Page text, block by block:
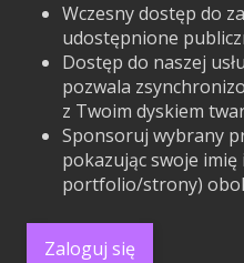
Wczesny dostęp do
udostępnione
Dostęp do naszej
pozwala
z Twoim dyskiem
Sponsoruj wybrany
pokazując swoje
portfolio/strony)
Zaloguj się